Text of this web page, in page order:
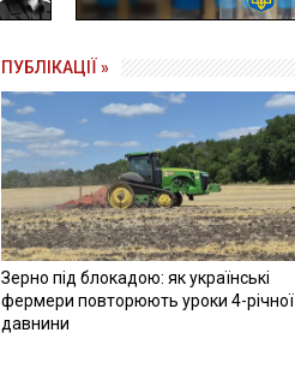
ПУБЛІКАЦІЇ »
Зерно під блокадою: як українські
фермери повторюють уроки 4-річної
давнини